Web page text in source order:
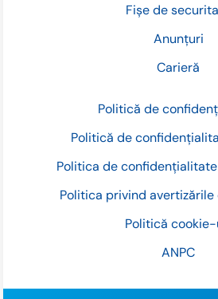
Fișe de
Anunțuri
Carieră
Politică de
Politică de
Politica de
Politica privind
Politică
ANPC